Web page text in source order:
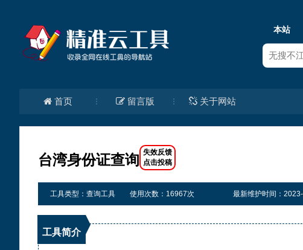
本站
首页 留言版 关于网站
台湾身份证查询
工具类型：查询工具 使用次数：16967次 最新维护时间：
工具简介